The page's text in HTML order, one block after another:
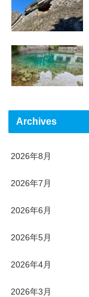
Archives
2026年8月
2026年7月
2026年6月
2026年5月
2026年4月
2026年3月